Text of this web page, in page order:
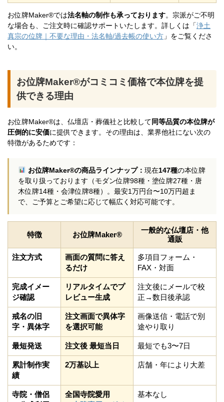
お位牌Maker®では法名軸の制作も承っております。宗派がご不明
な場合も、ご注文時に確認サポートいたします。詳しくは「浄土
真宗の位牌｜不要な理由・法名軸/過去帳の使い方 」をご覧くださ
い。
お位牌Maker®がコミコミ価格で本位牌を提
供できる理由
お位牌Maker®は、仏壇店・葬儀社と比較して同等品質の本位牌が
圧倒的に安価に提供できます。その理由は、業界他社にない次の
特徴があるためです：
お位牌Maker®の商品ラインナップ： 現在147種の本位牌
を取り扱っております（モダン位牌98種・塗位牌27種・唐
木位牌14種・会津位牌8種）。最安1万円台〜10万円超ま
で、ご予算とご希望に応じて幅広く対応可能です。
特徴 お位牌Maker®
一般的な仏壇店・他
通販
注文方式
画面の質問に答え
るだけ
多項目フォーム・
FAX・対面
完成イメー
ジ確認
リアルタイムでプ
レビュー生成
注文後にメールで校
正→数日後承認
戒名の旧
字・異体字
注文画面で異体字
を選択可能
画像送信・電話で別
途やり取り
最短発送 注文後 最短当日 最短でも3〜7日
累計制作実
績
2万基以上 店舗・年により大差
寺院・僧侶
全国寺院愛用
基本なし